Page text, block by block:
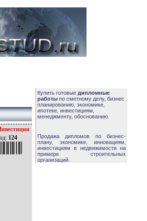
124
Купить готовые дипломные
работы по сметному делу, бизнес
планированию, экономике,
ипотеке, инвестициям,
менеджменту, обоснованию.
Продажа дипломов по бизнес-
плану, экономике, инновациям,
инвестициям в недвижимости на
примере строительных
организаций.